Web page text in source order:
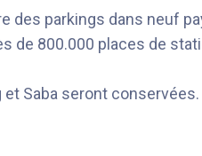
des parkings dans neuf
de 800.000 places de
Saba seront conservées.